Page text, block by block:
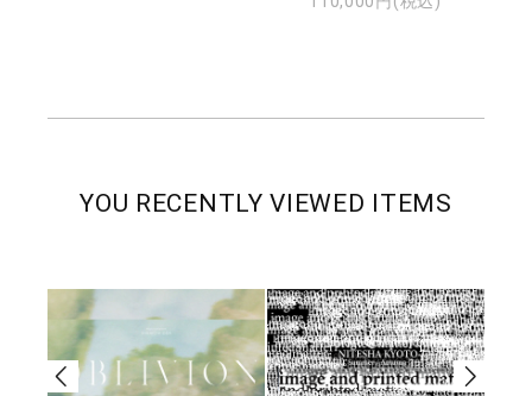
YOU RECENTLY VIEWED ITEMS